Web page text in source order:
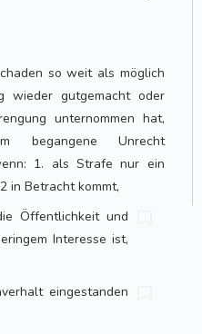
so weit als möglich
wieder gutgemacht oder
unternommen hat,
Unrecht
1. als Strafe nur ein
in Betracht kommt,
Öffentlichkeit und
Interesse ist,
eingestanden